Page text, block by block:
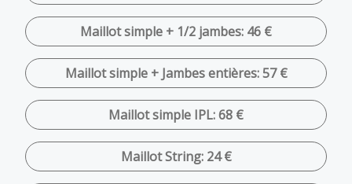
Maillot simple + 1/2 jambes: 46 €
Maillot simple + Jambes entières: 57 €
Maillot simple IPL: 68 €
Maillot String: 24 €